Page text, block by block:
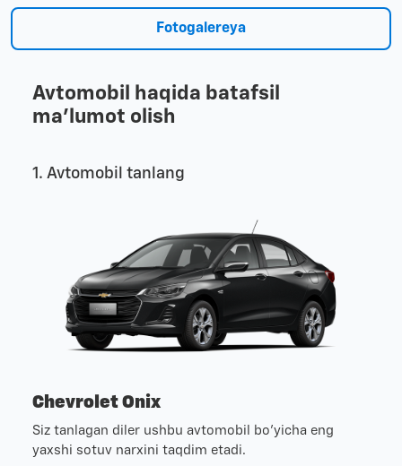
Fotogalereya
Avtomobil haqida batafsil
ma'lumot olish
1. Avtomobil tanlang
Chevrolet Onix
Siz tanlagan diler ushbu avtomobil bo'yicha eng
yaxshi sotuv narxini taqdim etadi.